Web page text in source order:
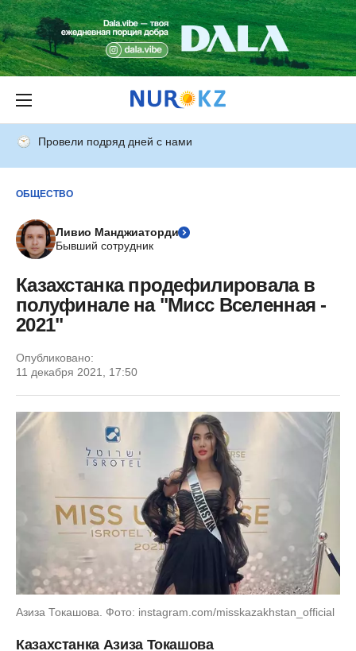
Провели подряд дней с нами
ОБЩЕСТВО
Ливио Манджиаторди
Бывший сотрудник
Казахстанка продефилировала в
полуфинале на "Мисс Вселенная -
2021"
Опубликовано:
11 декабря 2021, 17:50
Азиза Токашова. Фото: instagram.com/misskazakhstan_official
Казахстанка Азиза Токашова